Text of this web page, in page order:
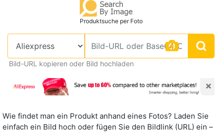
Produktsuche per Foto
Bild-URL kopieren oder Bild hochladen
×
Wie findet man ein Produkt anhand eines Fotos? Laden Sie
einfach ein Bild hoch oder fügen Sie den Bildlink (URL) ein –